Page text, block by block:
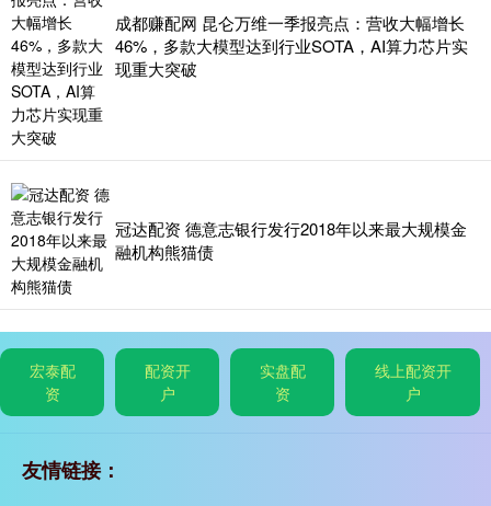
成都赚配网 昆仑万维一季报亮点：营收大幅增长
46%，多款大模型达到行业SOTA，AI算力芯片实
现重大突破
冠达配资 德意志银行发行2018年以来最大规模金
融机构熊猫债
宏泰配
资
配资开
户
实盘配
资
线上配资开
户
友情链接：